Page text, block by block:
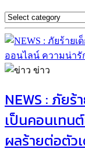
ข่าว
NEWS : ภัย
เป็นคอนเทน
ผลร้ายต่อตัว